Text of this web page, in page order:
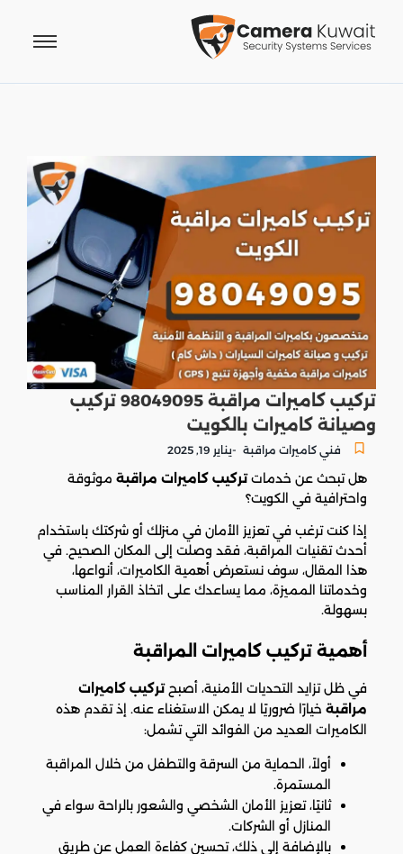
تركيب كاميرات مراقبة 98049095 تركيب
وصيانة كاميرات بالكويت
فني كاميرات مراقبة -يناير 19, 2025
هل تبحث عن خدماتتركيب كاميرات مراقبة موثوقة
واحترافية في الكويت؟
إذا كنت ترغب في تعزيز الأمان في منزلك أو شركتك باستخدام
أحدث تقنيات المراقبة، فقد وصلت إلى المكان الصحيح. في
هذا المقال، سوف نستعرض أهمية الكاميرات، أنواعها،
وخدماتنا المميزة، مما يساعدك على اتخاذ القرار المناسب
بسهولة.
أهمية تركيب كاميرات المراقبة
في ظل تزايد التحديات الأمنية، أصبحتركيب كاميرات
مراقبة خيارًا ضروريًا لا يمكن الاستغناء عنه. إذ تقدم هذه
الكاميرات العديد من الفوائد التي تشمل:
أولاً، الحماية من السرقة والتطفل من خلال المراقبة
المستمرة.
ثانيًا، تعزيز الأمان الشخصي والشعور بالراحة سواء في
المنازل أو الشركات.
بالإضافة إلى ذلك، تحسين كفاءة العمل عن طريق